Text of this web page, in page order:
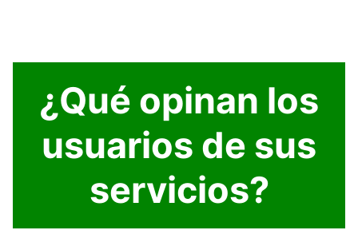
¿Qué opinan los
usuarios de sus
servicios?